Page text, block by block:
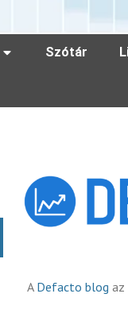
Szótár
A Defacto blog az